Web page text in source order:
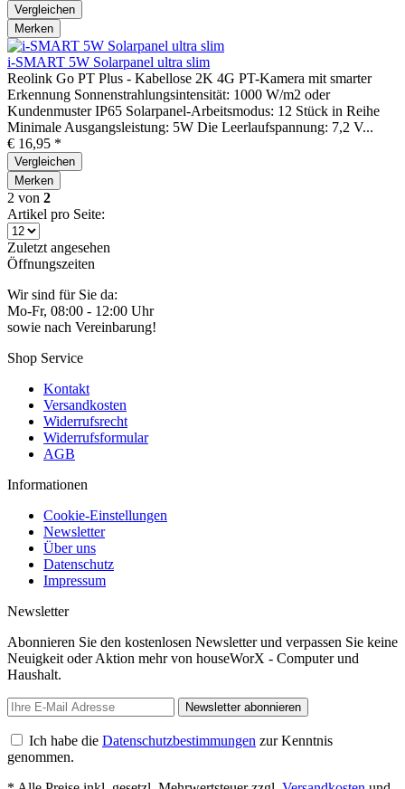
Vergleichen
Merken
i-SMART 5W Solarpanel ultra slim
Reolink Go PT Plus - Kabellose 2K 4G PT-Kamera mit smarter
Erkennung Sonnenstrahlungsintensität: 1000 W/m2 oder
Kundenmuster IP65 Solarpanel-Arbeitsmodus: 12 Stück in Reihe
Minimale Ausgangsleistung: 5W Die Leerlaufspannung: 7,2 V...
€ 16,95 *
Vergleichen
Merken
2 von 2
Artikel pro Seite:
Zuletzt angesehen
Öffnungszeiten
Wir sind für Sie da:
Mo-Fr, 08:00 - 12:00 Uhr
sowie nach Vereinbarung!
Shop Service
Kontakt
Versandkosten
Widerrufsrecht
Widerrufsformular
AGB
Informationen
Cookie-Einstellungen
Newsletter
Über uns
Datenschutz
Impressum
Newsletter
Abonnieren Sie den kostenlosen Newsletter und verpassen Sie keine
Neuigkeit oder Aktion mehr von houseWorX - Computer und
Haushalt.
Newsletter abonnieren
Ich habe die Datenschutzbestimmungen zur Kenntnis
genommen.